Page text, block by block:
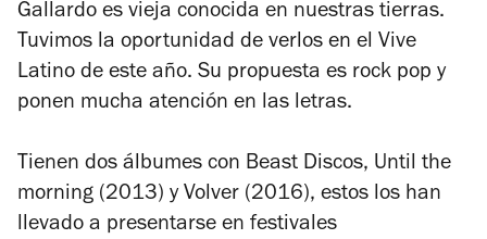
Gallardo es vieja conocida en nuestras tierras.
Tuvimos la oportunidad de verlos en el Vive
Latino de este año. Su propuesta es rock pop y
ponen mucha atención en las letras.
Tienen dos álbumes con Beast Discos, Until the
morning (2013) y Volver (2016), estos los han
llevado a presentarse en festivales